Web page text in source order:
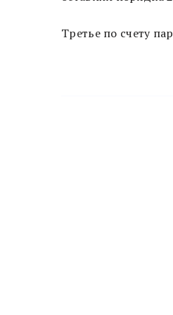
Третье по счету